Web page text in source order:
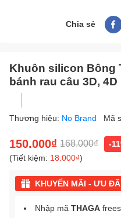
Chia sẻ
Khuôn silicon Bông
bánh rau câu 3D, 4D
Thương hiệu: No Brand Mã
150.000₫ 168.000₫
-
(Tiết kiệm: 18.000₫)
KHUYẾN MÃI - ƯU
Nhập mã THAGA